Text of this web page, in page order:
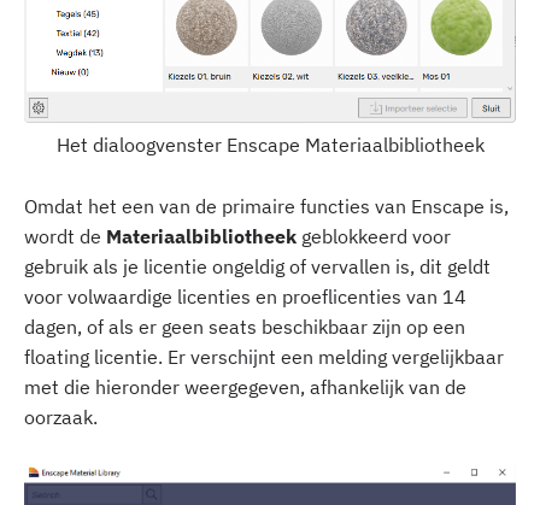
Het dialoogvenster Enscape Materiaalbibliotheek
Omdat het een van de primaire functies van Enscape is,
wordt de Materiaalbibliotheek geblokkeerd voor
gebruik als je licentie ongeldig of vervallen is, dit geldt
voor volwaardige licenties en proeflicenties van 14
dagen, of als er geen seats beschikbaar zijn op een
floating licentie. Er verschijnt een melding vergelijkbaar
met die hieronder weergegeven, afhankelijk van de
oorzaak.